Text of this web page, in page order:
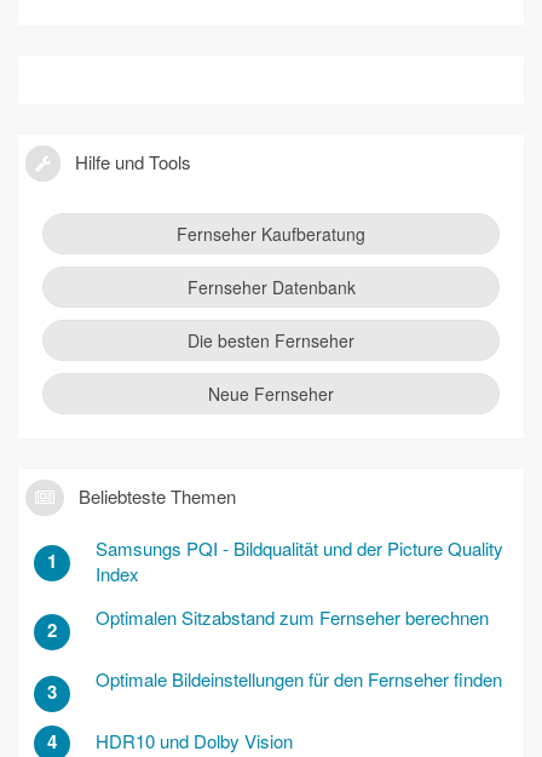
Hilfe und Tools
Fernseher Kaufberatung
Fernseher Datenbank
Die besten Fernseher
Neue Fernseher
Beliebteste Themen
1
Samsungs PQI - Bildqualität und der Picture Quality
Index
2 Optimalen Sitzabstand zum Fernseher berechnen
3 Optimale Bildeinstellungen für den Fernseher finden
4 HDR10 und Dolby Vision